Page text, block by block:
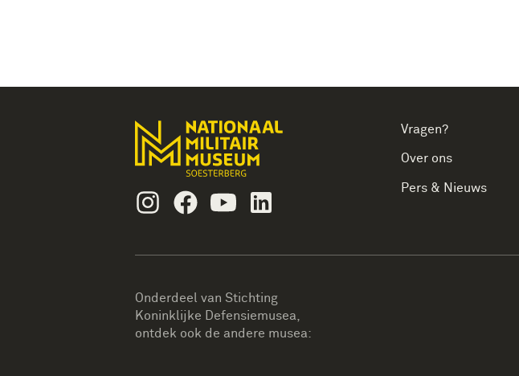
InstagramFacebookYoutube
Vragen?
Over ons
Pers & Nieuws
Onderdeel van Stichting
Koninklijke Defensiemusea,
ontdek ook de andere musea: